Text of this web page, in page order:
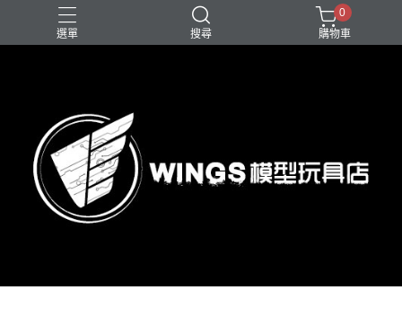
選單 搜尋
0
購物車